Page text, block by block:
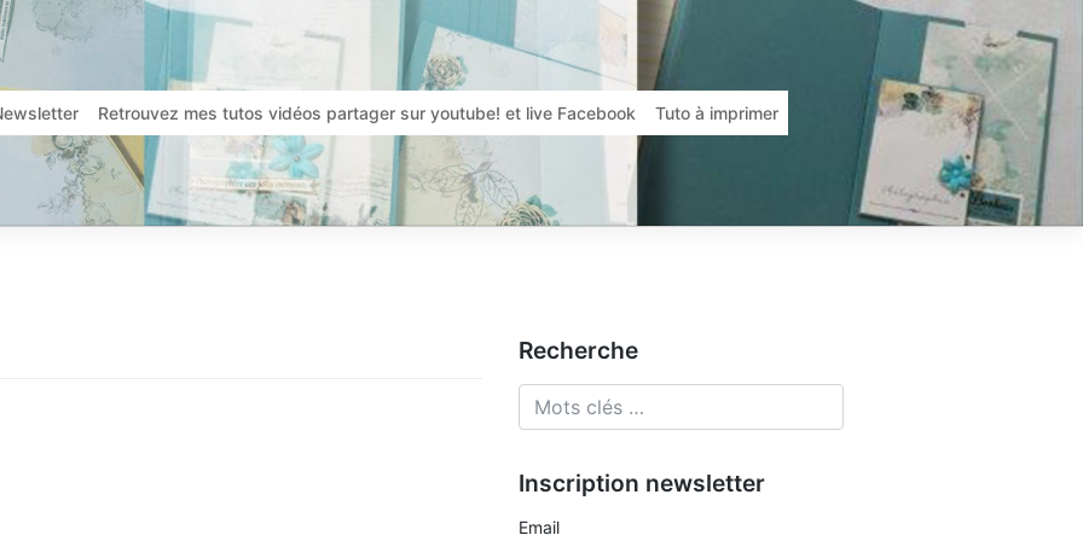
Retrouvez mes tutos vidéos partager sur youtube! et live Facebook Tuto à imprimer
Recherche
Inscription newsletter
Email